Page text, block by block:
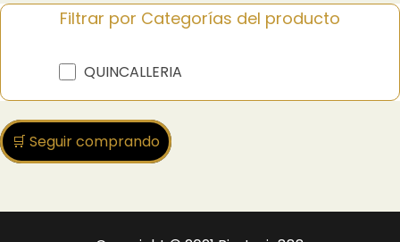
Filtrar por Categorías del producto
QUINCALLERIA
🛒 Seguir comprando